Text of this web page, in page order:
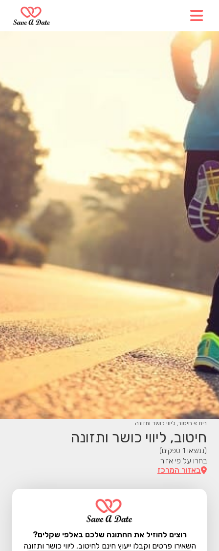
בית » חיטוב, ליווי כושר ותזונה
חיטוב, ליווי כושר ותזונה
(נמצאו 1 ספקים)
בחרו על פי אזור
באזור המרכז
רוצים להוזיל את החתונה שלכם באלפי שקלים?
השאירו פרטים וקבלו ייעוץ חינם לחיטוב, ליווי כושר ותזונה